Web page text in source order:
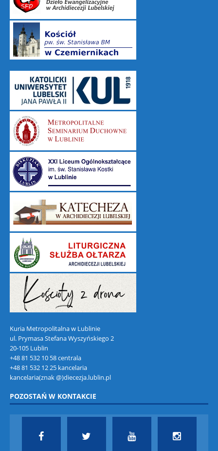
Kuria Metropolitalna w Lublinie
ul. Prymasa Stefana Wyszyńskiego 2
20-105 Lublin
+48 81 532 10 58 centrala
+48 81 532 12 25 kancelaria
kancelaria(znak @)diecezja.lublin.pl
POZOSTAŃ W KONTAKCIE